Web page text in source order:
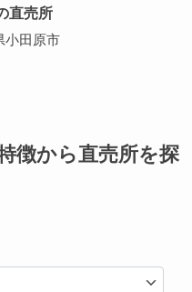
直売所
小田原市
徴から直売所を探